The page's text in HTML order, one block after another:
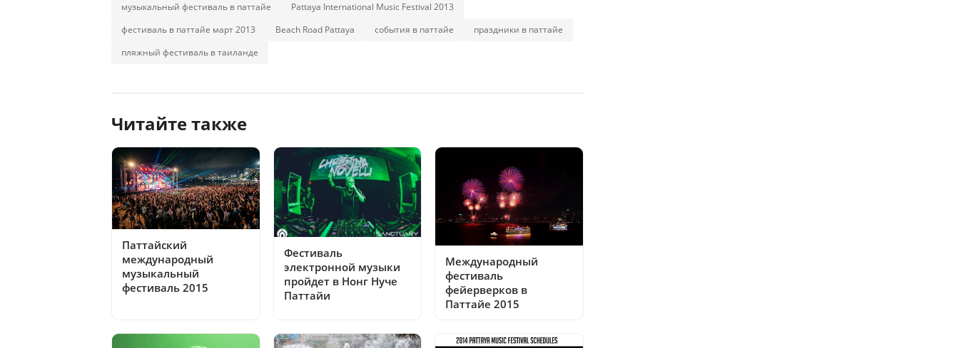
музыкальный фестиваль в паттайе
Pattaya International Music Festival 2013
фестиваль в паттайе март 2013
Beach Road Pattaya события в паттайе
праздники в паттайе
пляжный фестиваль в таиланде
Читайте также
Паттайский
международный
музыкальный
фестиваль 2015
Фестиваль
электронной музыки
пройдет в Нонг Нуче
Паттайи
Международный
фестиваль
фейерверков в
Паттайе 2015